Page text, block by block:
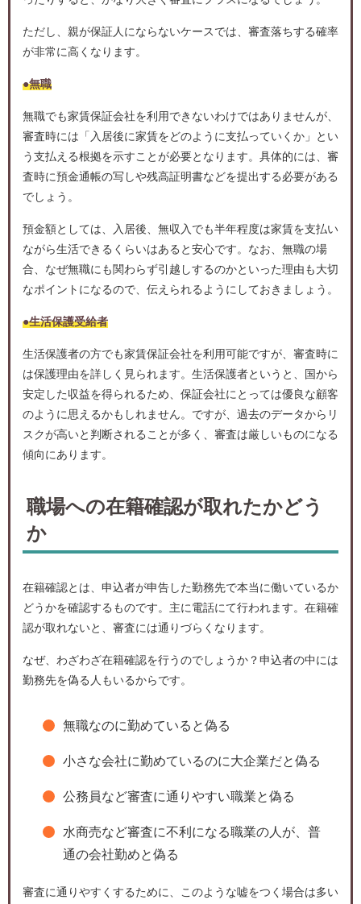
ただし、親が保証人にならないケースでは、審査落ちする確率
が非常に高くなります。
●無職
無職でも家賃保証会社を利用できないわけではありませんが、
審査時には「入居後に家賃をどのように支払っていくか」とい
う支払える根拠を示すことが必要となります。具体的には、審
査時に預金通帳の写しや残高証明書などを提出する必要がある
でしょう。
預金額としては、入居後、無収入でも半年程度は家賃を支払い
ながら生活できるくらいはあると安心です。なお、無職の場
合、なぜ無職にも関わらず引越しするのかといった理由も大切
なポイントになるので、伝えられるようにしておきましょう。
●生活保護受給者
生活保護者の方でも家賃保証会社を利用可能ですが、審査時に
は保護理由を詳しく見られます。生活保護者というと、国から
安定した収益を得られるため、保証会社にとっては優良な顧客
のように思えるかもしれません。ですが、過去のデータからリ
スクが高いと判断されることが多く、審査は厳しいものになる
傾向にあります。
職場への在籍確認が取れたかどう
か
在籍確認とは、申込者が申告した勤務先で本当に働いているか
どうかを確認するものです。主に電話にて行われます。在籍確
認が取れないと、審査には通りづらくなります。
なぜ、わざわざ在籍確認を行うのでしょうか？申込者の中には
勤務先を偽る人もいるからです。
無職なのに勤めていると偽る
小さな会社に勤めているのに大企業だと偽る
公務員など審査に通りやすい職業と偽る
水商売など審査に不利になる職業の人が、普
通の会社勤めと偽る
審査に通りやすくするために、このような嘘をつく場合は多い